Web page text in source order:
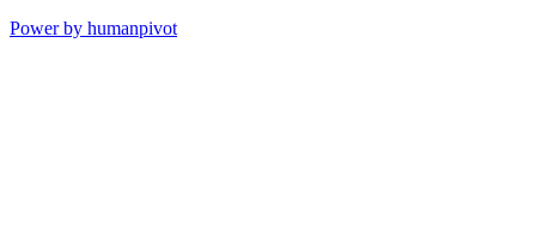
Power by humanpivot